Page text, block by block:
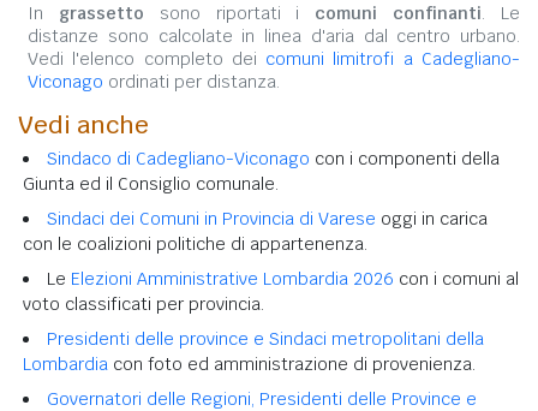
In grassetto sono riportati i comuni confinanti. Le
distanze sono calcolate in linea d'aria dal centro urbano.
Vedi l'elenco completo dei comuni limitrofi a Cadegliano-
Viconago ordinati per distanza.
Vedi anche
Sindaco di Cadegliano-Viconago con i componenti della
Giunta ed il Consiglio comunale.
Sindaci dei Comuni in Provincia di Varese oggi in carica
con le coalizioni politiche di appartenenza.
Le Elezioni Amministrative Lombardia 2026 con i comuni al
voto classificati per provincia.
Presidenti delle province e Sindaci metropolitani della
Lombardia con foto ed amministrazione di provenienza.
Governatori delle Regioni, Presidenti delle Province e